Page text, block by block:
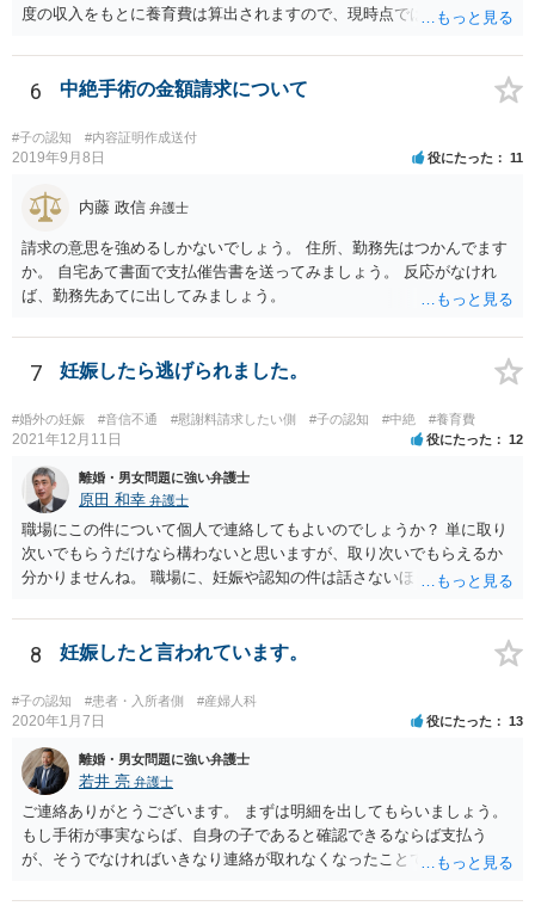
度の収入をもとに養育費は算出されますので、現時点では少額しか取
育費の増額調停を起こすこともできます。 仮に中絶する場合でも、相
手方が妊娠について話し合いをしっかりしてくれない場合には、慰謝
関わりが不可欠となると思われますので、一度話し合った上で、法律
事務所へ早めのご相談をされたほうがよろしいかと思います。
6 中絶手術の金額請求について
#子の認知 #内容証明作成送付
2019年9月8日 役にたった 11
内藤 政信 弁護士
請求の意思を強めるしかないでしょう。 住所、勤務先はつかんでます
か。 自宅あて書面で支払催告書を送ってみましょう。 反応がなけれ
ば、勤務先あてに出してみましょう。
7 妊娠したら逃げられました。
#婚外の妊娠 #音信不通 #慰謝料請求したい側 #子の認知 #中絶 #養育費
2021年12月11日 役にたった 12
離婚・男女問題に強い弁護士
原田 和幸 弁護士
職場にこの件について個人で連絡してもよいのでしょうか？ 単に取り
次いでもらうだけなら構わないと思いますが、取り次いでもらえるか
分かりませんね。 職場に、妊娠や認知の件は話さないほうがよいと思
難しいと思われれば、弁護士に入ってもらうことも検討されてくださ
い。 一度、お近くの弁護士に相談されてみてもよいと思います。
8 妊娠したと言われています。
#子の認知 #患者・入所者側 #産婦人科
2020年1月7日 役にたった 13
離婚・男女問題に強い弁護士
若井 亮 弁護士
ご連絡ありがとうございます。 まずは明細を出してもらいましょう。
もし手術が事実ならば、自身の子であると確認できるならば支払う
が、そうでなければいきなり連絡が取れなくなったことで不信感もあ